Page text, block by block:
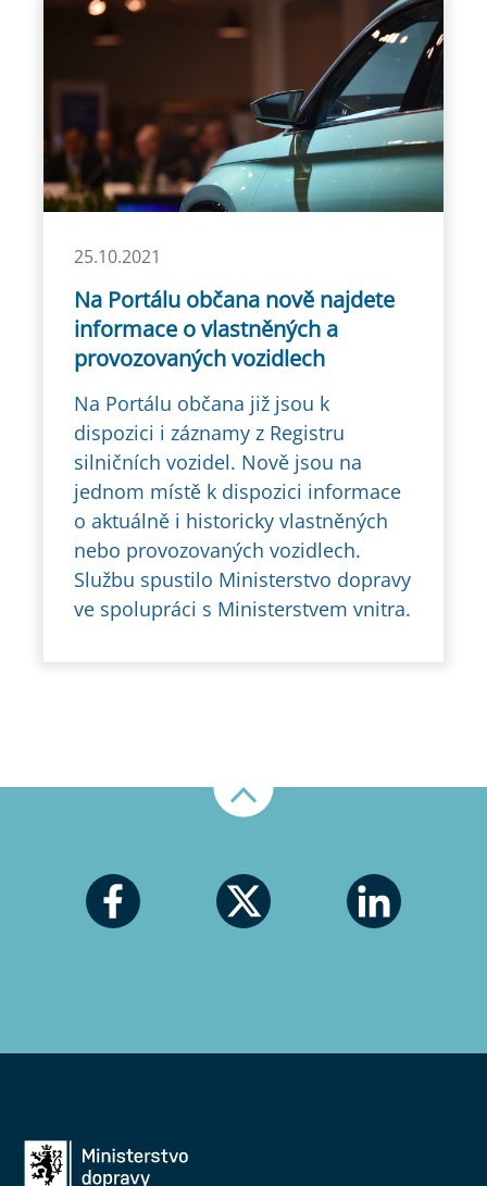
25.10.2021
Na Portálu občana nově najdete
informace o vlastněných a
provozovaných vozidlech
Na Portálu občana již jsou k
dispozici i záznamy z Registru
silničních vozidel. Nově jsou na
jednom místě k dispozici informace
o aktuálně i historicky vlastněných
nebo provozovaných vozidlech.
Službu spustilo Ministerstvo dopravy
ve spolupráci s Ministerstvem vnitra.